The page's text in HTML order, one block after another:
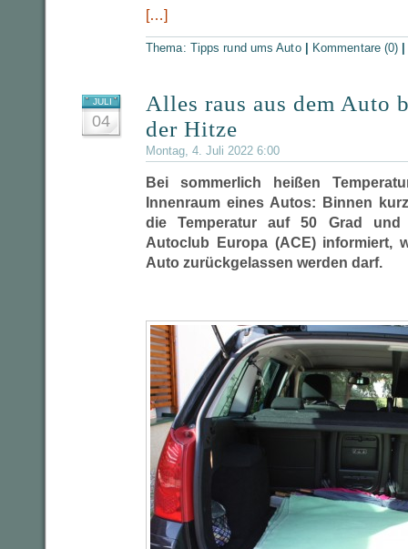
[…]
Thema: Tipps rund ums Auto Kommentare (0)
JULI
04
Alles raus aus dem Auto
der Hitze
Montag, 4. Juli 2022 6:00
Bei sommerlich heißen
Innenraum eines Autos: Binnen
die Temperatur auf 50 Grad und
Autoclub Europa (ACE) informiert,
Auto zurückgelassen werden darf.